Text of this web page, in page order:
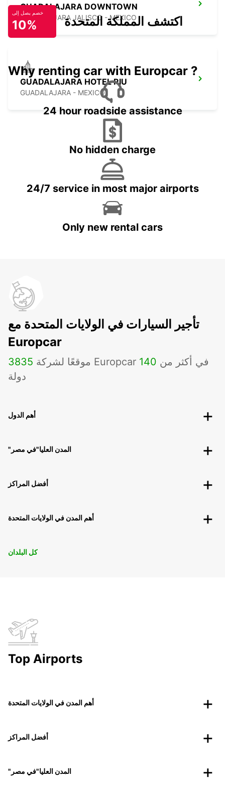
GUADALAJARA DOWNTOWN
GUADALAJARA JALISCO - MEXICO
GUADALAJARA HOTEL RIU
GUADALAJARA - MEXICO
خصم يصل إلى
10% اكتشف المملكة المتحدة
Why renting car with Europcar ?
24 hour roadside assistance
No hidden charge
24/7 service in most major airports
Only new rental cars
تأجير السيارات في الولايات المتحدة مع
Europcar
3835 موقعًا لشركة Europcar في أكثر من 140
دولة
أهم الدول
"المدن العليا"في مصر
أفضل المراكز
أهم المدن في الولايات المتحدة
كل البلدان
Top Airports
أهم المدن في الولايات المتحدة
أفضل المراكز
"المدن العليا"في مصر